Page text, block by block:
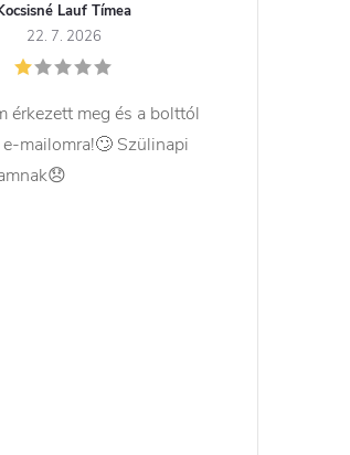
Lauf Tímea
22. 7. 2026
érkezett meg és a bolttól
mailomra!🙄 Szülinapi